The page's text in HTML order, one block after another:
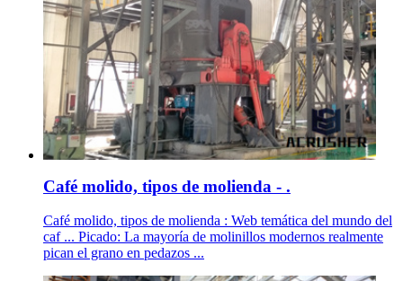
Café molido, tipos de molienda - .
Café molido, tipos de molienda : Web temática del mundo del
caf ... Picado: La mayoría de molinillos modernos realmente
pican el grano en pedazos ...